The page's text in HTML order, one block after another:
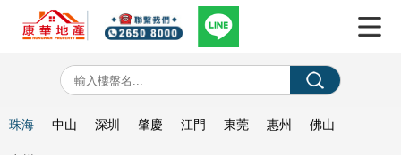
珠海 中山 深圳 肇慶 江門 東莞 惠州 佛山